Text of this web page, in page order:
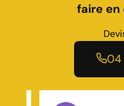
faire
04